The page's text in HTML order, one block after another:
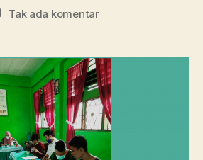
artikel
Tak ada komentarpada
DNA
Sederhana